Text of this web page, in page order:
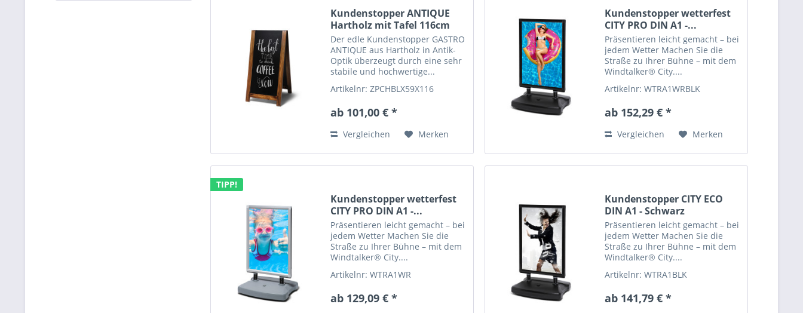
Kundenstopper ANTIQUE
Hartholz mit Tafel 116cm
Der edle Kundenstopper GASTRO
ANTIQUE aus Hartholz in Antik-
Optik überzeugt durch eine sehr
stabile und hochwertige...
Artikelnr: ZPCHBLX59X116
ab 101,00 € *
Vergleichen Merken
Kundenstopper wetterfest
CITY PRO DIN A1 -...
Präsentieren leicht gemacht – bei
jedem Wetter Machen Sie die
Straße zu Ihrer Bühne – mit dem
Windtalker® City....
Artikelnr: WTRA1WRBLK
ab 152,29 € *
Vergleichen Merken
TIPP!
Kundenstopper wetterfest
CITY PRO DIN A1 -...
Präsentieren leicht gemacht – bei
jedem Wetter Machen Sie die
Straße zu Ihrer Bühne – mit dem
Windtalker® City....
Artikelnr: WTRA1WR
ab 129,09 € *
Kundenstopper CITY ECO
DIN A1 - Schwarz
Präsentieren leicht gemacht – bei
jedem Wetter Machen Sie die
Straße zu Ihrer Bühne – mit dem
Windtalker® City....
Artikelnr: WTRA1BLK
ab 141,79 € *